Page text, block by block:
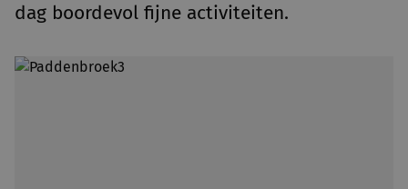
dag boordevol fijne activiteiten.